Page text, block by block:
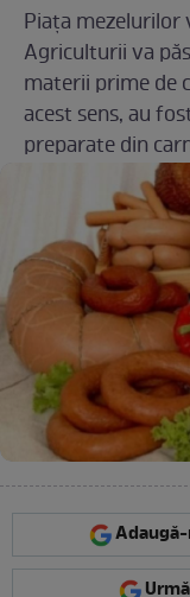
Piața mezelurilor
Agriculturii va
materii prime de
acest sens, au
preparate din